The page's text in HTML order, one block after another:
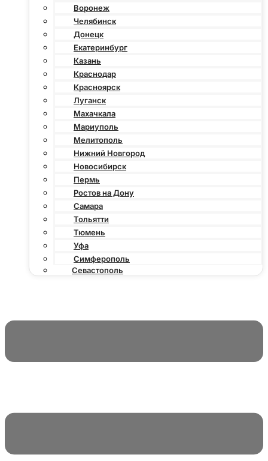
Воронеж
Челябинск
Донецк
Екатеринбург
Казань
Краснодар
Красноярск
Луганск
Махачкала
Мариуполь
Мелитополь
Нижний Новгород
Новосибирск
Пермь
Ростов на Дону
Самара
Тольятти
Тюмень
Уфа
Симферополь
Севастополь